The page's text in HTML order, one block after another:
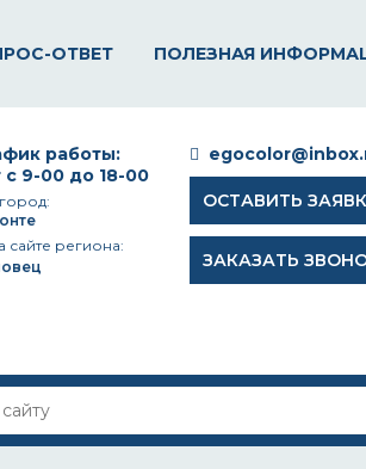
ОТВЕТ ПОЛЕЗНАЯ
ОСТАВИТЬ
ЗАКАЗАТЬ
работы:
с 9-00 до 18-00
сайте региона: